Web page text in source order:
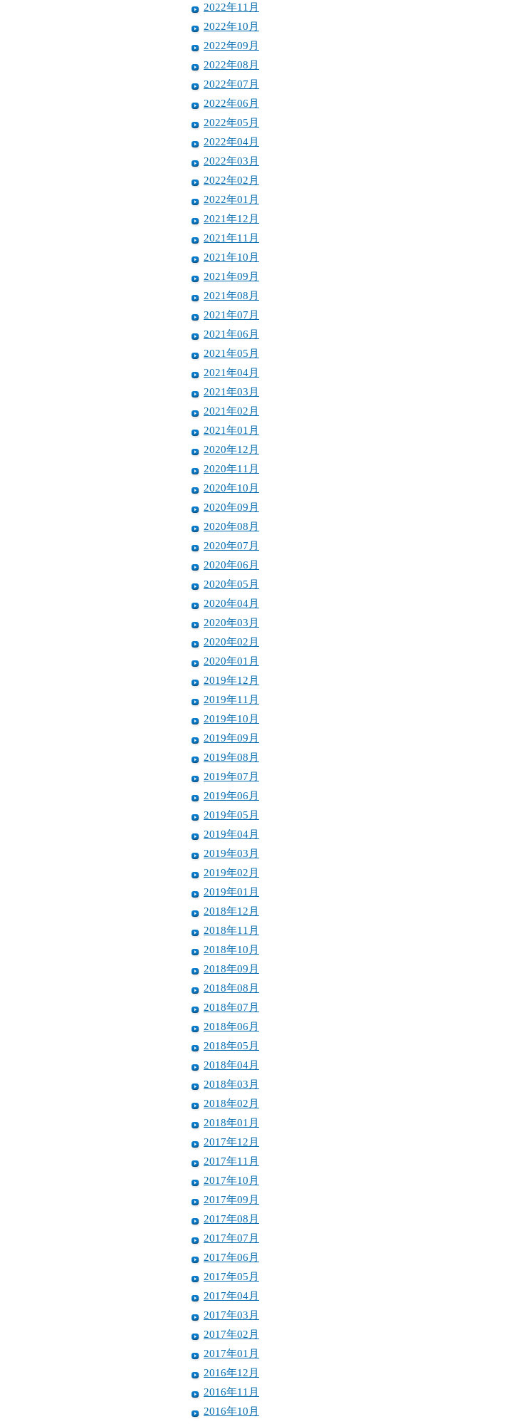
2022年11月
2022年10月
2022年09月
2022年08月
2022年07月
2022年06月
2022年05月
2022年04月
2022年03月
2022年02月
2022年01月
2021年12月
2021年11月
2021年10月
2021年09月
2021年08月
2021年07月
2021年06月
2021年05月
2021年04月
2021年03月
2021年02月
2021年01月
2020年12月
2020年11月
2020年10月
2020年09月
2020年08月
2020年07月
2020年06月
2020年05月
2020年04月
2020年03月
2020年02月
2020年01月
2019年12月
2019年11月
2019年10月
2019年09月
2019年08月
2019年07月
2019年06月
2019年05月
2019年04月
2019年03月
2019年02月
2019年01月
2018年12月
2018年11月
2018年10月
2018年09月
2018年08月
2018年07月
2018年06月
2018年05月
2018年04月
2018年03月
2018年02月
2018年01月
2017年12月
2017年11月
2017年10月
2017年09月
2017年08月
2017年07月
2017年06月
2017年05月
2017年04月
2017年03月
2017年02月
2017年01月
2016年12月
2016年11月
2016年10月